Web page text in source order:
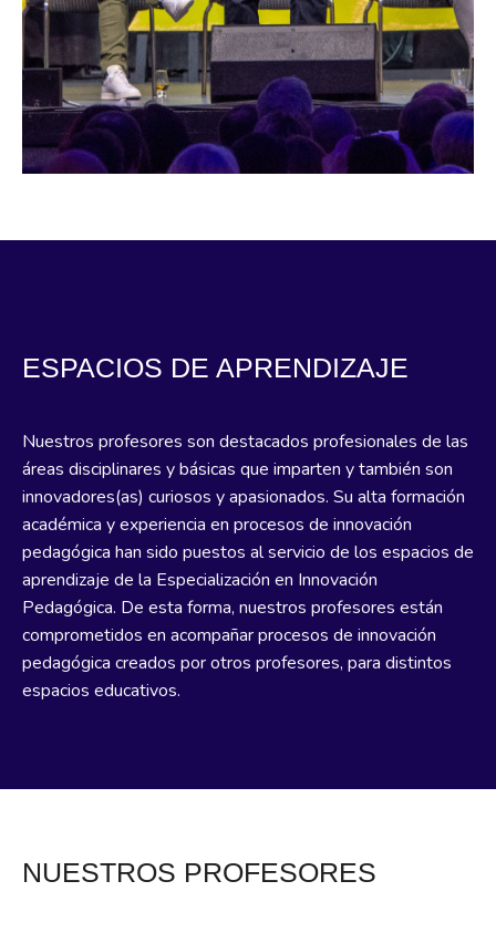
ESPACIOS DE APRENDIZAJE
Nuestros profesores son destacados profesionales de las
áreas disciplinares y básicas que imparten y también son
innovadores(as) curiosos y apasionados. Su alta formación
académica y experiencia en procesos de innovación
pedagógica han sido puestos al servicio de los espacios de
aprendizaje de la Especialización en Innovación
Pedagógica. De esta forma, nuestros profesores están
comprometidos en acompañar procesos de innovación
pedagógica creados por otros profesores, para distintos
espacios educativos.
NUESTROS PROFESORES